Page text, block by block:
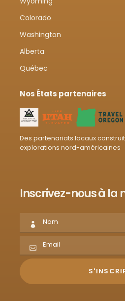
Colorado
Washington
Alberta
Québec
Nos États partenaires
Des partenariats locaux
explorations nord-américaines
Inscrivez-nous à la